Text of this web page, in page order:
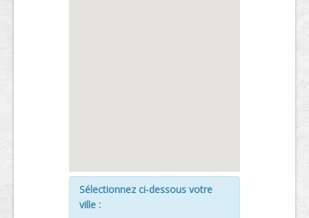
Sélectionnez ci-dessous votre
ville :